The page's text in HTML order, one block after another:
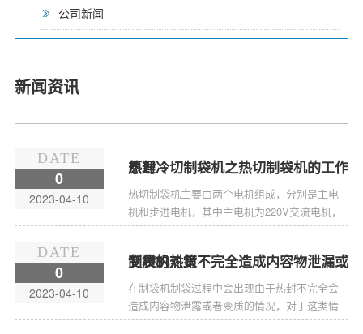
公司新闻
新闻资讯
DATE
0
2023-04-10
热封冷切制袋机之热切制袋机的工作原理
热切制袋机主要由两个电机组成，分别是主电
机和步进电机，其中主电机为220V交流电机，
制袋机生产的原料为吹制好的圆筒塑料薄膜，
的产品为长度一定、两端封口的长方形半...
DATE
0
2023-04-10
制袋机热封不完全造成内容物泄漏或变质的对策
在制袋机制袋过程中会出现由于热封不完全会
造成内容物泄露或者变质的情况，对于这类情
况，主要是薄膜的抗污染热封性不良,或者是内